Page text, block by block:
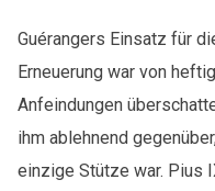
Guérangers Einsatz für
Erneuerung war von
Anfeindungen
ihm ablehnend
einzige Stütze war. Pius